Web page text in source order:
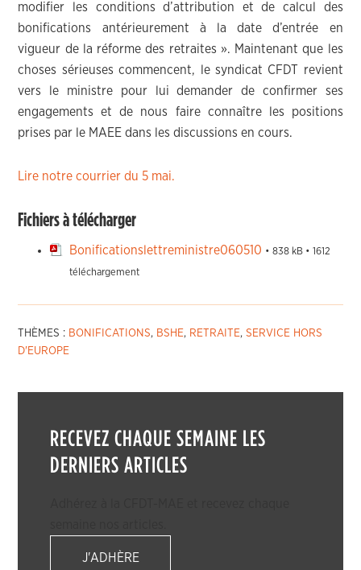
modifier les conditions d’attribution et de calcul des
bonifications antérieurement à la date d’entrée en
vigueur de la réforme des retraites ». Maintenant que les
choses sérieuses commencent, le syndicat CFDT revient
vers le ministre pour lui demander de confirmer ses
engagements et de nous faire connaître les positions
prises par le MAEE dans les discussions en cours.
Lire notre courrier du 5 mai.
Fichiers à télécharger
Bonificationslettreministre060510 • 838 kB • 1612
téléchargement
THÈMES : BONIFICATIONS, BSHE, RETRAITE,SERVICE HORS
D'EUROPE
RECEVEZ CHAQUE SEMAINE LES
DERNIERS ARTICLES
J'ADHÈRE